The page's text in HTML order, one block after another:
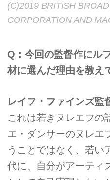
(C)2019 BRITISH
CORPORATION AND
Q：今回の監督作にル
材に選んだ理由を教え
レイフ・ファインズ監
これは若きヌレエフの
エ・ダンサーのヌレエ
うことではなく、若い
代に、自分がアーティ